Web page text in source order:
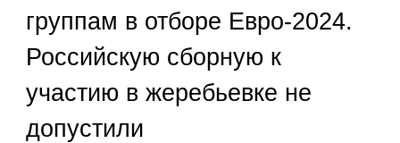
группам в отборе Евро-2024.
Российскую сборную к
участию в жеребьевке не
допустили